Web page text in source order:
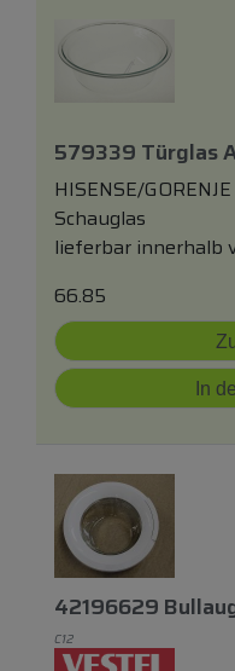
579339 Türglas
HISENSE/GORENJE
Schauglas
lieferbar innerhalb
66.85
In
42196629
C12